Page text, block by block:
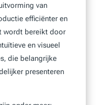
van
efficiënter en
wordt bereikt door
en visueel
die belangrijke
presenteren